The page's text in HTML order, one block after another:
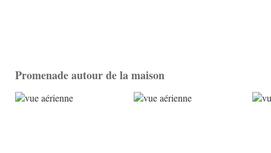
Promenade autour de la maison